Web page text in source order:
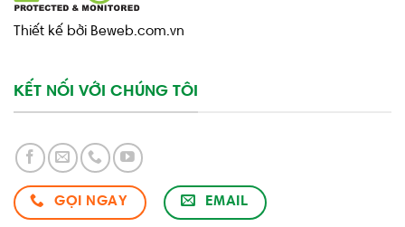
Thiết kế bởi Beweb.com.vn
KẾT NỐI VỚI CHÚNG TÔI
GỌI NGAY EMAIL